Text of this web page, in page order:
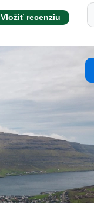
Vložiť recenziu